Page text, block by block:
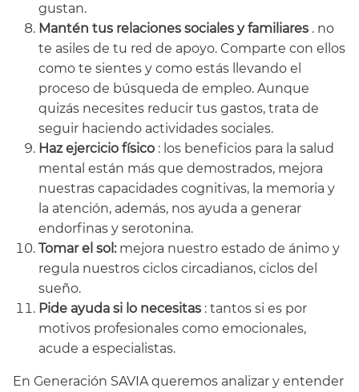
gustan.
Mantén tus relaciones sociales y familiares . no
te asiles de tu red de apoyo. Comparte con ellos
como te sientes y como estás llevando el
proceso de búsqueda de empleo. Aunque
quizás necesites reducir tus gastos, trata de
seguir haciendo actividades sociales.
Haz ejercicio físico : los beneficios para la salud
mental están más que demostrados, mejora
nuestras capacidades cognitivas, la memoria y
la atención, además, nos ayuda a generar
endorfinas y serotonina.
Tomar el sol: mejora nuestro estado de ánimo y
regula nuestros ciclos circadianos, ciclos del
sueño.
Pide ayuda si lo necesitas : tantos si es por
motivos profesionales como emocionales,
acude a especialistas.
En Generación SAVIA queremos analizar y entender